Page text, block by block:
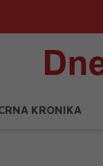
KRONIKA